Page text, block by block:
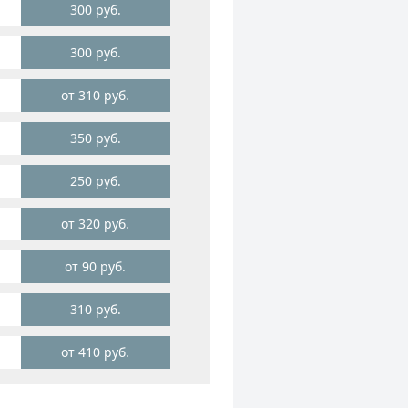
300 руб.
300 руб.
от 310 руб.
350 руб.
250 руб.
от 320 руб.
от 90 руб.
310 руб.
от 410 руб.